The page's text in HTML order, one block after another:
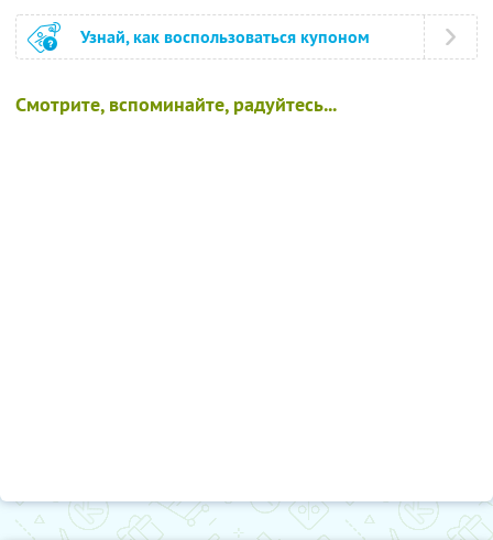
Узнай, как воспользоваться купоном
Смотрите, вспоминайте, радуйтесь...